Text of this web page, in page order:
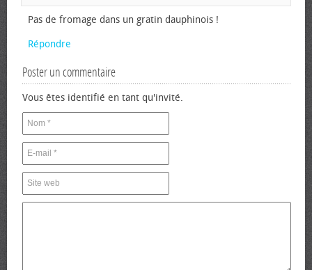
Pas de fromage dans un gratin dauphinois !
Répondre
Poster un commentaire
Vous êtes identifié en tant qu'invité.